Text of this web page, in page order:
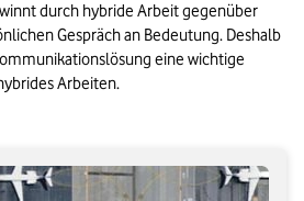
durch hybride Arbeit gegenüber
Gespräch an Bedeutung. Deshalb
eine wichtige
Arbeiten.